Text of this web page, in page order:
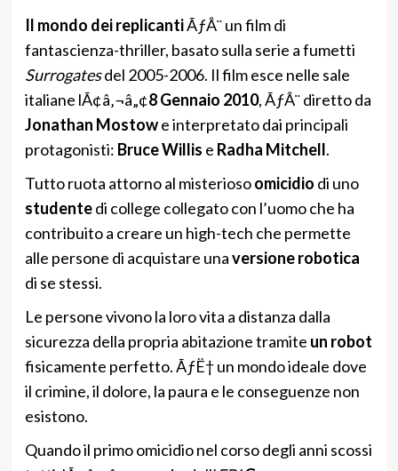
Il mondo dei replicantiÃƒÂ¨ un film di
fantascienza-thriller, basato sulla serie a fumetti
Surrogatesdel 2005-2006. Il film esce nelle sale
italiane lÃ¢â‚¬â„¢8 Gennaio 2010, ÃƒÂ¨ diretto da
Jonathan Mostowe interpretato dai principali
protagonisti: Bruce Willis e Radha Mitchell.
Tutto ruota attorno al misteriosoomicidio di uno
studentedi college collegato con l’uomo che ha
contribuito a creare un high-tech che permette
alle persone di acquistare unaversione robotica
di se stessi.
Le persone vivono la loro vita a distanza dalla
sicurezza della propria abitazione tramite un robot
fisicamente perfetto. ÃƒË† un mondo ideale dove
il crimine, il dolore, la paura e le conseguenze non
esistono.
Quando il primo omicidio nel corso degli anni scossi